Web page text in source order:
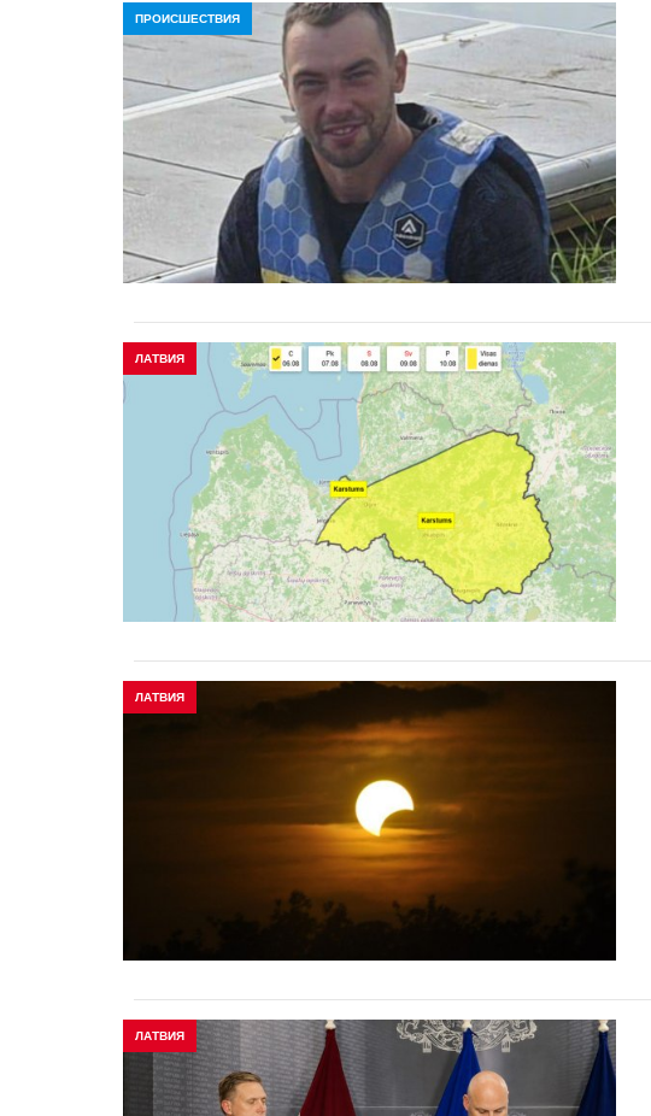
ПРОИСШЕСТВИЯ
ЛАТВИЯ
ЛАТВИЯ
ЛАТВИЯ